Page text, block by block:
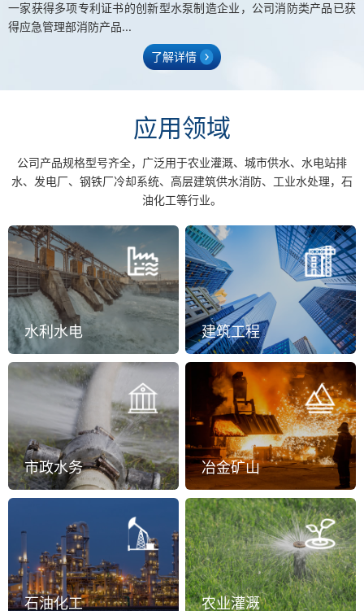
一家获得多项专利证书的创新型水泵制造企业，公司消防类产品已获
得应急管理部消防产品...
了解详情
应用领域
公司产品规格型号齐全，广泛用于农业灌溉、城市供水、水电站排
水、发电厂、钢铁厂冷却系统、高层建筑供水消防、工业水处理，石
油化工等行业。
水利水电 建筑工程
市政水务 冶金矿山
石油化工 农业灌溉